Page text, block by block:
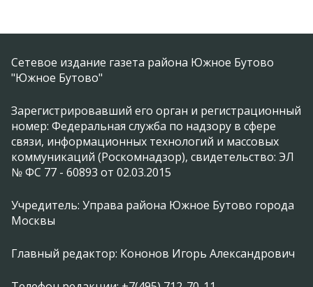
Сетевое издание газета района Южное Бутово
"Южное Бутово"
Зарегистрировавший его орган и регистрационный
номер: Федеральная служба по надзору в сфере
связи, информационных технологий и массовых
коммуникаций (Роскомнадзор), свидетельство: ЭЛ
№ ФС 77 - 60893 от 02.03.2015
Учредитель: Управа района Южное Бутово города
Москвы
Главный редактор: Кононов Игорь Александрович